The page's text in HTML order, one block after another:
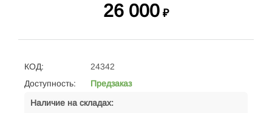
26 000 ₽
КОД:
24342
Доступность:
Предзаказ
Наличие на складах: